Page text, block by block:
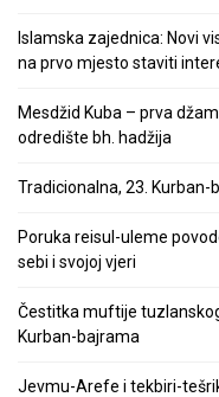
Islamska zajednica: Novi
na prvo mjesto staviti
Mesdžid Kuba – prva
odredište bh. hadžija
Tradicionalna, 23.
Poruka reisul-uleme
sebi i svojoj vjeri
Čestitka muftije
Kurban-bajrama
Jevmu-Arefe i tekbiri-